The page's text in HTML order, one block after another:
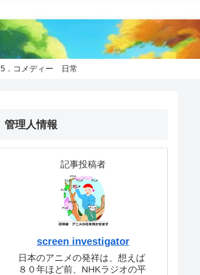
5．コメディー 日常
管理人情報
記事投稿者
screen investigator
日本のアニメの発祥は、想えば
８０年ほど前、NHKラジオの平